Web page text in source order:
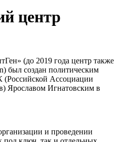
центр
(до 2019 года центр также
был создан политическим
(Российской Ассоциации
Ярославом Игнатовским в
и проведении